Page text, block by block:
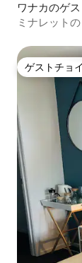
ワナカのゲ
ミナレット
ゲストチョ
ゲストチョ